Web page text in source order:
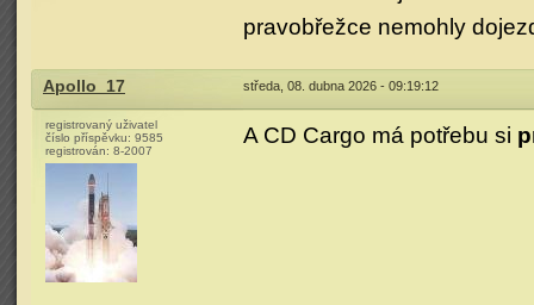
pravobřežce nemohly
Apollo_17 středa, 08. dubna 2026 - 09:19:12
registrovaný uživatel
číslo příspěvku: 9585
registrován: 8-2007
A CD Cargo má potřebu si